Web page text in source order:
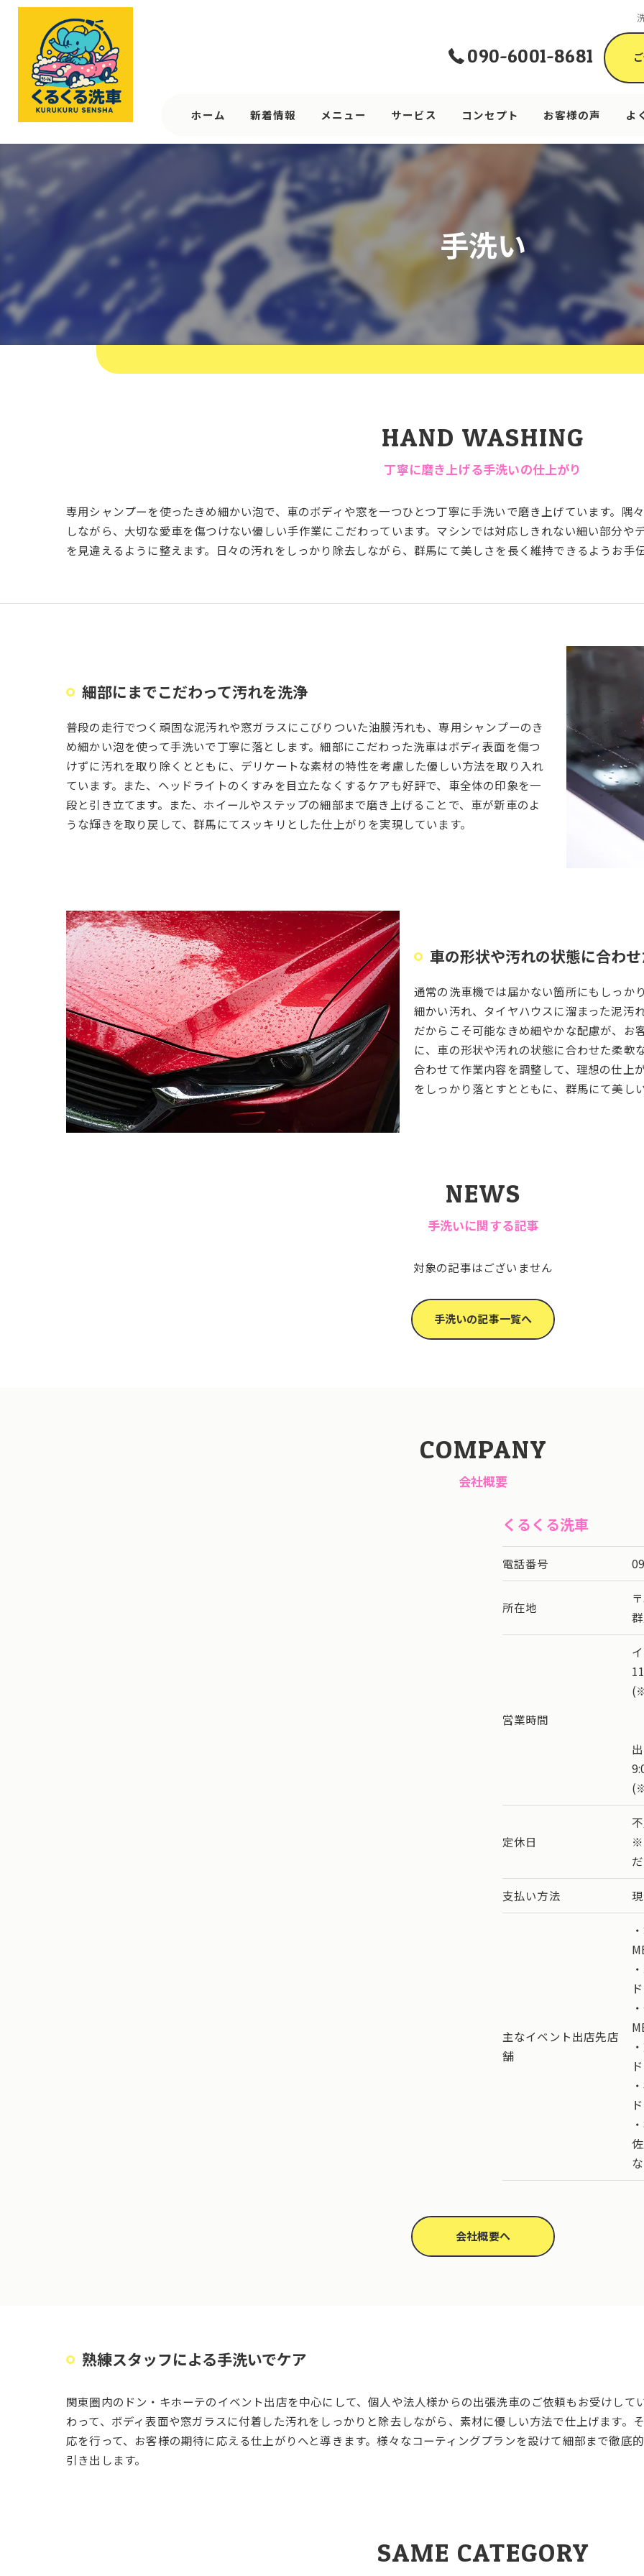
090-6001-8681
ホーム 新着情報 メニュー サービス コンセプト お客様の声 よ
手洗い
丁寧に磨き上げる手洗いの仕上がり
HAND WASHING
専用シャンプーを使ったきめ細かい泡で、車のボディや窓を一つひとつ丁寧に手洗いで磨き上げています。隅
しながら、大切な愛車を傷つけない優しい手作業にこだわっています。マシンでは対応しきれない細い部分
を見違えるように整えます。日々の汚れをしっかり除去しながら、群馬にて美しさを長く維持できるようお手
細部にまでこだわって汚れを洗浄
普段の走行でつく頑固な泥汚れや窓ガラスにこびりついた油膜汚れも、専用シャンプーのき
め細かい泡を使って手洗いで丁寧に落とします。細部にこだわった洗車はボディ表面を傷つ
けずに汚れを取り除くとともに、デリケートな素材の特性を考慮した優しい方法を取り入れ
ています。また、ヘッドライトのくすみを目立たなくするケアも好評で、車全体の印象を一
段と引き立てます。また、ホイールやステップの細部まで磨き上げることで、車が新車のよ
うな輝きを取り戻して、群馬にてスッキリとした仕上がりを実現しています。
車の形状や汚れの状態に合わ
通常の洗車機では届かない箇所にもしっか
細かい汚れ、タイヤハウスに溜まった泥汚
だからこそ可能なきめ細やかな配慮が、お
に、車の形状や汚れの状態に合わせた柔軟
合わせて作業内容を調整して、理想の仕上
をしっかり落とすとともに、群馬にて美し
NEWS
手洗いに関する記事
対象の記事はございません
手洗いの記事一覧へ
会社概要
COMPANY
くるくる洗車
電話番号
所在地
営業時間
定休日
※
支払い方法
主なイベント出店先店
舗
会社概要へ
熟練スタッフによる手洗いでケア
関東圏内のドン・キホーテのイベント出店を中心にして、個人や法人様からの出張洗車のご依頼もお受けし
わって、ボディ表面や窓ガラスに付着した汚れをしっかりと除去しながら、素材に優しい方法で仕上げます。
応を行って、お客様の期待に応える仕上がりへと導きます。様々なコーティングプランを設けて細部まで徹底
引き出します。
SAME CATEGORY